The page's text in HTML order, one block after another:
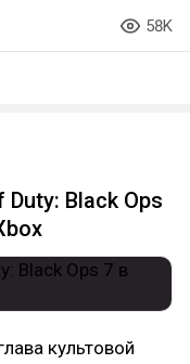
58K
Duty: Black Ops
культовой